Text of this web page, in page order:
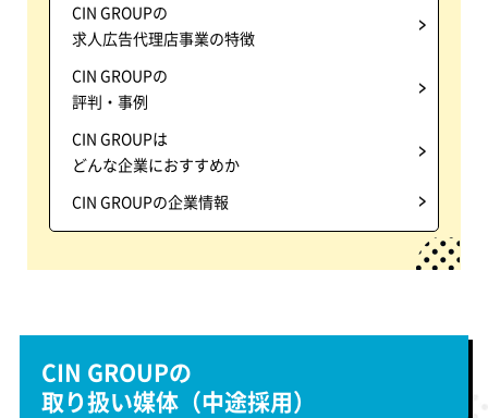
CIN GROUPの
求人広告代理店事業の特徴
CIN GROUPの
評判・事例
CIN GROUPは
どんな企業におすすめか
CIN GROUPの企業情報
CIN GROUPの
取り扱い媒体（中途採用）